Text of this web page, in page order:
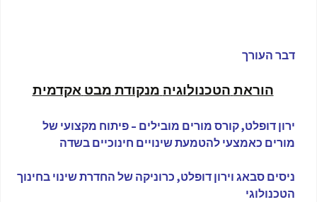
דבר העורך
הוראת הטכנולוגיה מנקודת מבט אקדמית
ירון דופלט, קורס מורים מובילים – פיתוח מקצועי של
מורים כאמצעי להטמעת שינויים חינוכיים בשדה
ניסים סבאג וירון דופלט, כרוניקה של החדרת שינוי בחינוך
הטכנולוגי